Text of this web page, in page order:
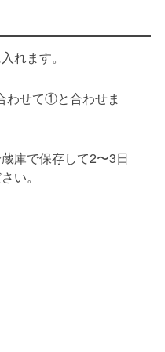
れます。
わせて①と合わせま
庫で保存して2〜3日
い。